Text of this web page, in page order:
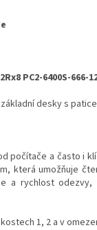
PC2-6400S-666-
desky s
počítače a často i
která umožňuje
a rychlost
1, 2 a v